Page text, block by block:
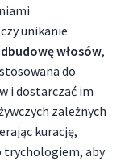
unikanie
włosów,
do
i dostarczać im
zależnych
kurację,
trychologiem, aby